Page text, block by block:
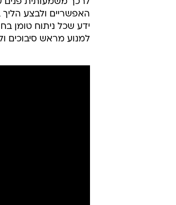
האפשריים ולבצע
ידע שכל ניתוח טומן
למנוע מראש סיבוכים